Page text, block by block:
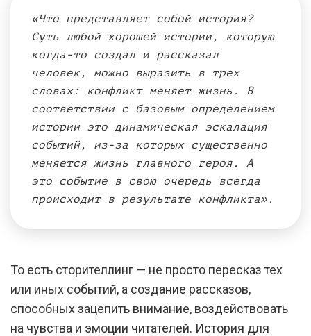
«Что представляет собой история?
Суть любой хорошей истории, которую
когда-то создал и рассказал
человек, можно выразить в трех
словах: конфликт меняет жизнь. В
соответствии с базовым определением
истории это динамическая эскалация
событий, из-за которых существенно
меняется жизнь главного героя. А
это событие в свою очередь всегда
происходит в результате конфликта».
То есть сторителлинг — не просто пересказ тех
или иных событий, а создание рассказов,
способных зацепить внимание, воздействовать
на чувства и эмоции читателей. История для